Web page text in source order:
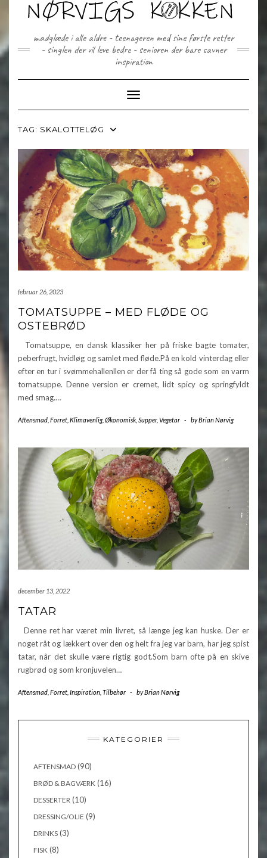
madglæde i alle aldre - teenageren med sine første retter
- singlen der vil leve bedre - senioren der bare savner
inspiration
Toggle Navigation
TAG: SKALOTTELØG
februar 26, 2023
TOMATSUPPE – MED FLØDE OG
OSTEBRØD
Tomatsuppe, en dansk klassiker her på friske bagte tomater,
peberfrugt, hvidløg og samlet med fløde.På en kold vinterdag eller
efter en tur i svømmehallenllen er der få ting så gode som en varm
tomatsuppe. Denne version er cremet, lidt spicy og springfyldt
med smag.…
Aftensmad Forret Klimavenlig, Økonomisk Supper, Vegetar - byBrian Nørvig
december 13, 2022
TATAR
Denne ret har været min livret, så længe jeg kan huske. Der er
noget råt og lækkert over den og helt fra jeg var barn, har jeg spist
tatar, når det skulle være rigtig godt.Som barn ofte på en skive
rugbrød og som kronjuvelen…
Aftensmad Forret Inspiration Tilbehør - byBrian Nørvig
KATEGORIER
AFTENSMAD (90)
BRØD & BAGVÆRK (16)
DESSERTER (10)
DRESSING/OLIE (9)
DRINKS (3)
FISK (8)